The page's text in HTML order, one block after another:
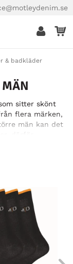
& badkläder
MÄN
sitter skönt
flera märken,
män kan det
till storlek 52.
kan du även